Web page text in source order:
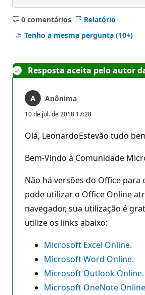
0 comentários
Sem
comentários
Relatório
Tenho a mesma pergunta (10+)
Resposta aceita pelo autor
Anônima
10 de jul. de 2018 17:28
Olá, LeonardoEstevão tudo
Bem-Vindo à Comunidade
Não há versões do Office para
pode utilizar o Office Online
navegador, sua utilização é
utilize os links abaixo:
Microsoft Excel Online.
Microsoft Word Online.
Microsoft Outlook Online.
Microsoft OneNote